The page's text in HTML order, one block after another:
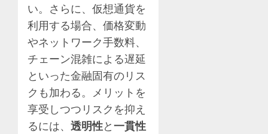
い。さらに、仮想通貨を
利用する場合、価格変動
やネットワーク手数料、
チェーン混雑による遅延
といった金融固有のリス
クも加わる。メリットを
享受しつつリスクを抑え
るには、 透明性と一貫性